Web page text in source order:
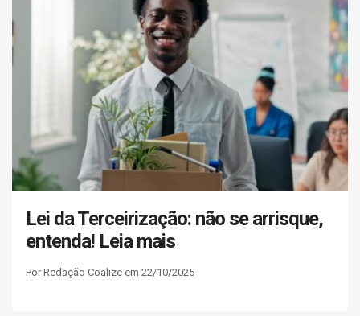
Lei da Terceirização: não se arrisque,
entenda! Leia mais
Por Redação Coalize em 22/10/2025